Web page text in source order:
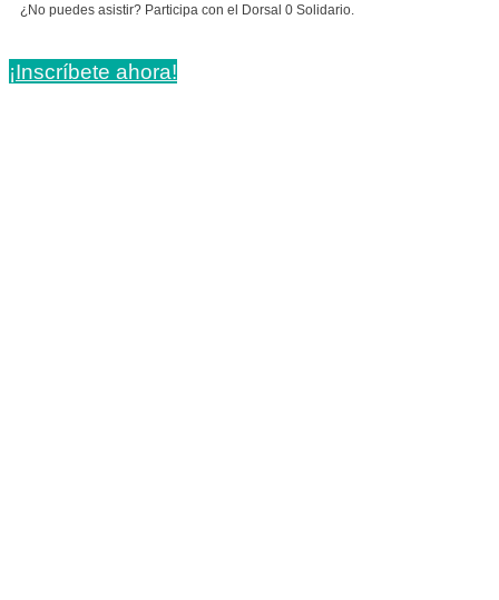
¿No puedes asistir? Participa con el Dorsal 0 Solidario.
¡Inscríbete ahora!